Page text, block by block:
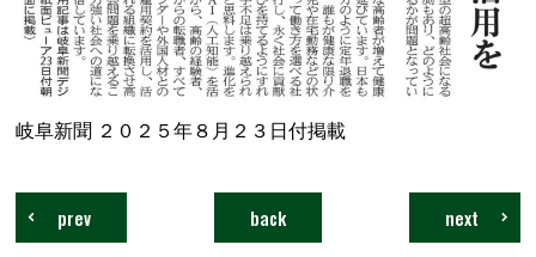
岐阜新聞 ２０２５年８月２３日付掲載
next
back
prev